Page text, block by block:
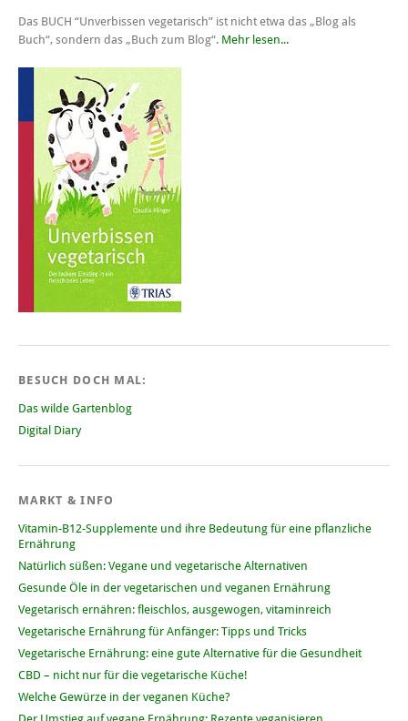
Das BUCH “Unverbissen vegetarisch” ist nicht etwa das „Blog als
Buch“, sondern das „Buch zum Blog“. Mehr lesen...
BESUCH DOCH MAL:
Das wilde Gartenblog
Digital Diary
MARKT & INFO
Vitamin-B12-Supplemente und ihre Bedeutung für eine pflanzliche
Ernährung
Natürlich süßen: Vegane und vegetarische Alternativen
Gesunde Öle in der vegetarischen und veganen Ernährung
Vegetarisch ernähren: fleischlos, ausgewogen, vitaminreich
Vegetarische Ernährung für Anfänger: Tipps und Tricks
Vegetarische Ernährung: eine gute Alternative für die Gesundheit
CBD – nicht nur für die vegetarische Küche!
Welche Gewürze in der veganen Küche?